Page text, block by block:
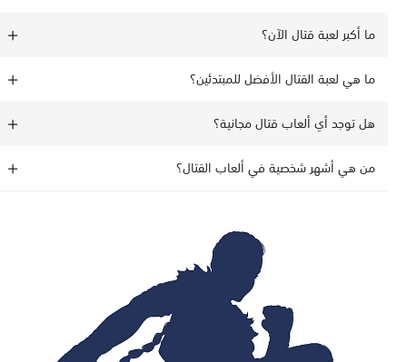
ما أكبر لعبة قتال الآن؟
ما هي لعبة القتال الأفضل للمبتدئين؟
هل توجد أي ألعاب قتال مجانية؟
من هي أشهر شخصية في ألعاب القتال؟